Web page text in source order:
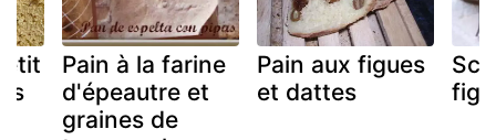
Pain à la farine
d'épeautre et
graines de
Pain aux figues
et dattes